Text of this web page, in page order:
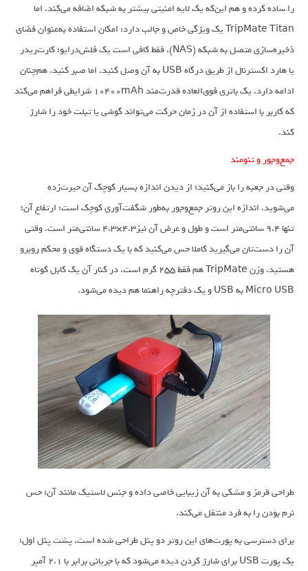
را ساده کرده و هم این‌که یک لایه امنیتی بیشتر به شبکه اضافه می‌کند. اما
TripMate Titan یک ویژگی خاص و جالب دارد: امکان استفاده به‌عنوان فضای
ذخیره‌سازی متصل به شبکه (NAS). فقط کافی است یک فلش‌درایو؛ کارت‌ریدر
یا هارد اکسترنال از طریق درگاه USB به آن وصل کنید. اما صبر کنید. هم‌چنان
ادامه دارد. یک باتری فوق‌العاده قدرت‌مند 10400mAh شرایطی فراهم می‌کند
که کاربر با استفاده از آن در زمان حرکت می‌تواند گوشی یا تبلت خود را شارژ
کند.
جمع‌وجور و تنومند
وقتی در جعبه را باز می‌کنید؛ از دیدن اندازه بسیار کوچک آن حیرت‌زده
می‌شوید. اندازه این روتر جمع‌وجور به‌طور شگفت‌آوری کوچک است: ارتفاع آن؛
تنها 9.4 سانتی‌متر است و طول و عرض آن نیز4.3×4.3 سانتی‌متر است. وقتی
آن را دست‌تان می‌گیرید کاملا حس می‌کنید که با یک دستگاه قوی و محکم روبرو
هستید. وزن TripMate هم فقط 255 گرم است. در کنار آن یک کابل کوتاه
Micro USB به USB و یک دفترچه راهنما هم دیده می‌شود.
طراحی قرمز و مشکی به آن زیبایی خاصی داده و جنس لاستیک مانند آن؛ حس
نرم بودن را به فرد منتقل می‌کند.
برای دسترسی به پورت‌های این روتر دو پنل طراحی شده است. پشت پنل اول؛
یک پورت USB برای شارژ کردن دیده می‌شود که با جریانی برابر با 2.1 آمپر